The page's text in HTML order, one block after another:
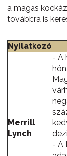
a magas
továbbra is
Nyilatkozó
Merrill
Lynch
- A
- A